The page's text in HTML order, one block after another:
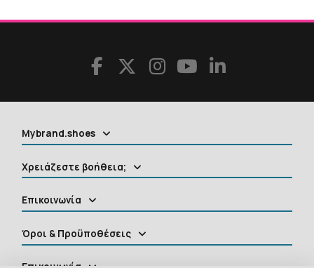
Mybrand.shoes
Χρειάζεστε βοήθεια;
Επικοινωνία
Όροι & Προϋποθέσεις